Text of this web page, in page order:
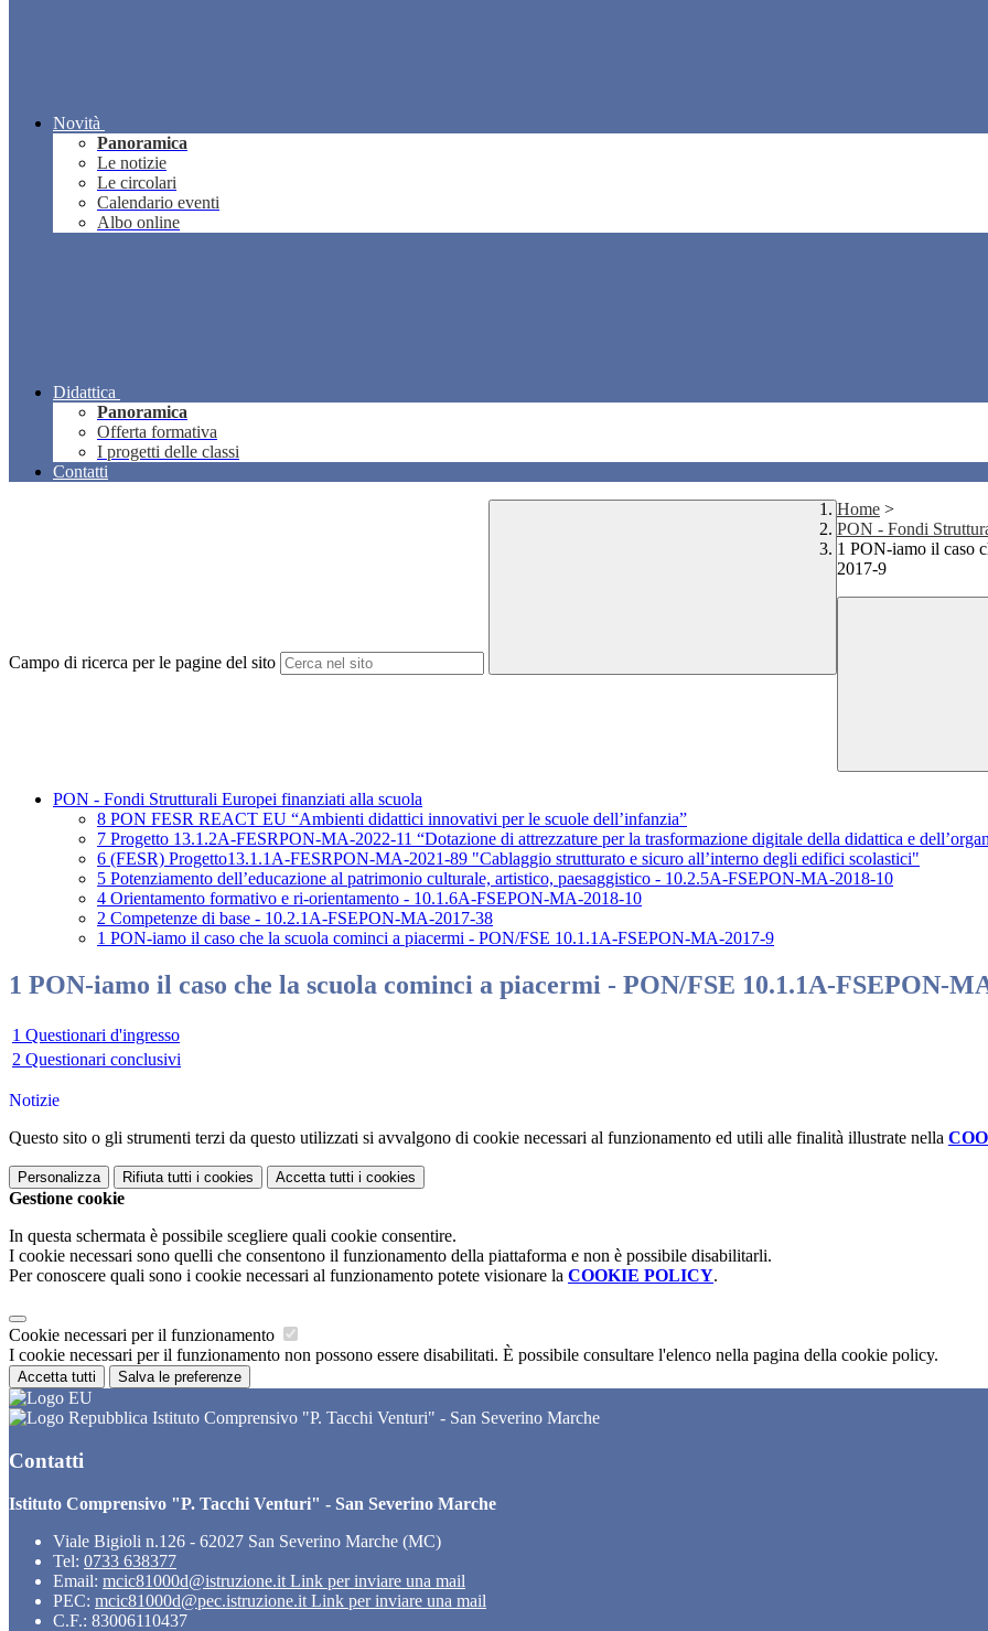
Novità
Panoramica
Le notizie
Le circolari
Calendario eventi
Albo online
Didattica
Panoramica
Offerta formativa
I progetti delle classi
Contatti
Campo di ricerca per le pagine del sito
Home >
PON - Fondi
1 PON-iamo il caso
2017-9
PON - Fondi Strutturali Europei finanziati alla scuola
8 PON FESR REACT EU “Ambienti didattici innovativi per le scuole dell’infanzia”
7 Progetto 13.1.2A-FESRPON-MA-2022-11 “Dotazione di attrezzature per la trasformazione digitale della didattica e
6 (FESR) Progetto13.1.1A-FESRPON-MA-2021-89 "Cablaggio strutturato e sicuro all’interno degli edifici scolastici"
5 Potenziamento dell’educazione al patrimonio culturale, artistico, paesaggistico - 10.2.5A-FSEPON-MA-2018-10
4 Orientamento formativo e ri-orientamento - 10.1.6A-FSEPON-MA-2018-10
2 Competenze di base - 10.2.1A-FSEPON-MA-2017-38
1 PON-iamo il caso che la scuola cominci a piacermi - PON/FSE 10.1.1A-FSEPON-MA-2017-9
1 PON-iamo il caso che la scuola cominci a piacermi - PON/FSE 10.1.1A-FSEPON-
1 Questionari d'ingresso
2 Questionari conclusivi
Notizie
Questo sito o gli strumenti terzi da questo utilizzati si avvalgono di cookie necessari al funzionamento ed utili alle finalità illustrate nella
Personalizza Rifiuta tutti i cookies Accetta tutti i cookies
Gestione cookie
In questa schermata è possibile scegliere quali cookie consentire.
I cookie necessari sono quelli che consentono il funzionamento della piattaforma e non è possibile disabilitarli.
Per conoscere quali sono i cookie necessari al funzionamento potete visionare la COOKIE POLICY.
Cookie necessari per il funzionamento
I cookie necessari per il funzionamento non possono essere disabilitati. È possibile consultare l'elenco nella pagina della cookie policy.
Accetta tutti Salva le preferenze
Istituto Comprensivo "P. Tacchi Venturi" - San Severino Marche
Contatti
Istituto Comprensivo "P. Tacchi Venturi" - San Severino Marche
Viale Bigioli n.126 - 62027 San Severino Marche (MC)
Tel: 0733 638377
Email: mcic81000d@istruzione.it Link per inviare una mail
PEC: mcic81000d@pec.istruzione.it Link per inviare una mail
C.F.: 83006110437